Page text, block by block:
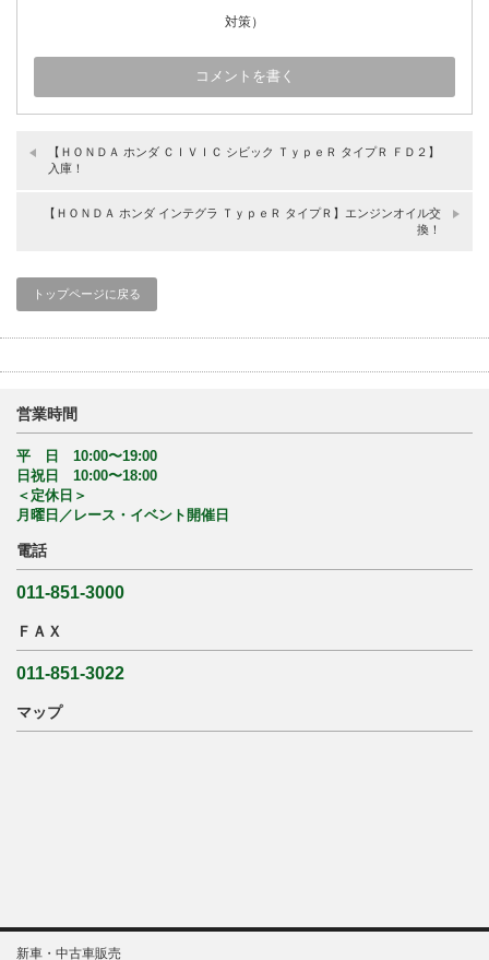
対策）
【ＨＯＮＤＡ ホンダ ＣＩＶＩＣ シビック ＴｙｐｅＲ タイプＲ ＦＤ２】
入庫！
【ＨＯＮＤＡ ホンダ インテグラ ＴｙｐｅＲ タイプＲ】エンジンオイル交
換！
トップページに戻る
営業時間
平 日 10:00〜19:00
日祝日 10:00〜18:00
＜定休日＞
月曜日／レース・イベント開催日
電話
011-851-3000
ＦＡＸ
011-851-3022
マップ
新車・中古車販売